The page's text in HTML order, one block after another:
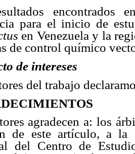
encontrados
para el inicio de
en Venezuela y la
de control químico
de intereses
del trabajo
agradecen a: los
de este artículo, a
del Centro de